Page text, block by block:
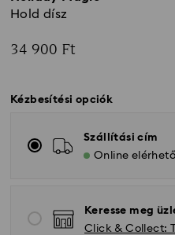
Hold dísz
34 900 Ft
Kézbesítési opciók
Szállítási cím
Online elérhető
Keresse meg
Click & Collect: